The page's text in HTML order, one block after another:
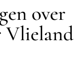
over
Vlieland